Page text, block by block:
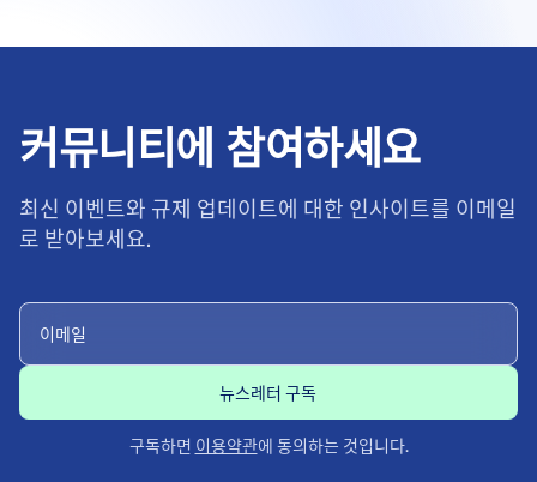
커뮤니티에 참여하세요
최신 이벤트와 규제 업데이트에 대한 인사이트를 이메일
로 받아보세요.
구독하면 이용약관에 동의하는 것입니다.